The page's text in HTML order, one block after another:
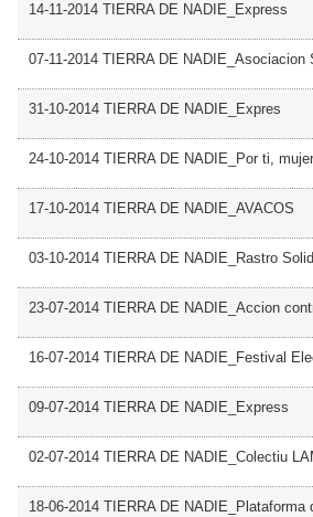
14-11-2014 TIERRA DE NADIE_Express
07-11-2014 TIERRA DE NADIE_Asociacion
31-10-2014 TIERRA DE NADIE_Expres
24-10-2014 TIERRA DE NADIE_Por ti, mujer
17-10-2014 TIERRA DE NADIE_AVACOS
03-10-2014 TIERRA DE NADIE_Rastro
23-07-2014 TIERRA DE NADIE_Accion
16-07-2014 TIERRA DE NADIE_Festival
09-07-2014 TIERRA DE NADIE_Express
02-07-2014 TIERRA DE NADIE_Colectiu
18-06-2014 TIERRA DE